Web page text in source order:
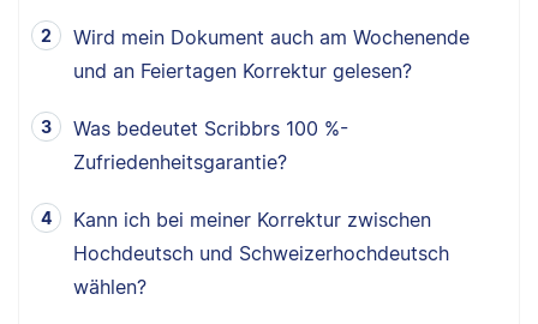
Wird mein Dokument auch am Wochenende
und an Feiertagen Korrektur gelesen?
Was bedeutet Scribbrs 100 %-
Zufriedenheitsgarantie?
Kann ich bei meiner Korrektur zwischen
Hochdeutsch und Schweizerhochdeutsch
wählen?